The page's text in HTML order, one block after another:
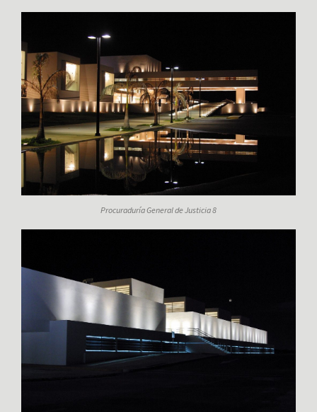
Procuraduría General de Justicia 8